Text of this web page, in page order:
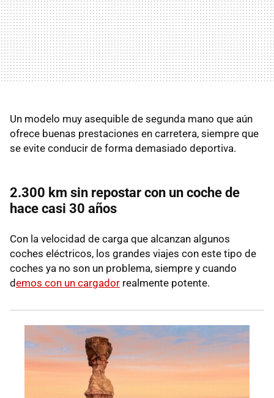
Un modelo muy asequible de segunda mano que aún
ofrece buenas prestaciones en carretera, siempre que
se evite conducir de forma demasiado deportiva.
2.300 km sin repostar con un coche de
hace casi 30 años
Con la velocidad de carga que alcanzan algunos
coches eléctricos, los grandes viajes con este tipo de
coches ya no son un problema, siempre y cuando
demos con un cargador realmente potente.